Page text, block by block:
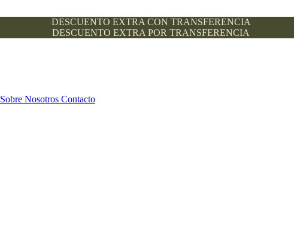
DESCUENTO EXTRA CON TRANSFERENCIA
DESCUENTO EXTRA POR TRANSFERENCIA
Sobre Nosotros Contacto